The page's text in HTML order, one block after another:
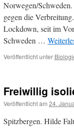
Norwegen/
gegen die
Lockdown, seit im
Schweden …
Veröffentlicht unter
Freiwillig
Veröffentlicht am 24.
Spitzbergen. Hilde